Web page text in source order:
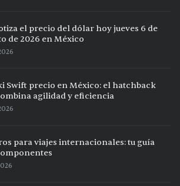
el precio del dólar hoy jueves 6 de
de 2026 en México
Swift precio en México: el hatchback
agilidad y eficiencia
para viajes internacionales: tu guía